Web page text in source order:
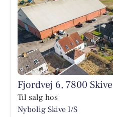
Fjordvej 6, 7800 Skive
Til salg hos
Nybolig Skive I/S